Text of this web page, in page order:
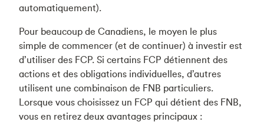
automatiquement).
Pour beaucoup de Canadiens, le moyen le plus
simple de commencer (et de continuer) à investir est
d’utiliser des FCP. Si certains FCP détiennent des
actions et des obligations individuelles, d’autres
utilisent une combinaison de FNB particuliers.
Lorsque vous choisissez un FCP qui détient des FNB,
vous en retirez deux avantages principaux :